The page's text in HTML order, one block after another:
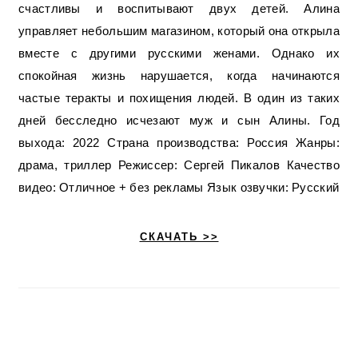
счастливы и воспитывают двух детей. Алина
управляет небольшим магазином, который она открыла
вместе с другими русскими женами. Однако их
спокойная жизнь нарушается, когда начинаются
частые теракты и похищения людей. В один из таких
дней бесследно исчезают муж и сын Алины. Год
выхода: 2022 Страна производства: Россия Жанры:
драма, триллер Режиссер: Сергей Пикалов Качество
видео: Отличное + без рекламы Язык озвучки: Русский
СКАЧАТЬ >>